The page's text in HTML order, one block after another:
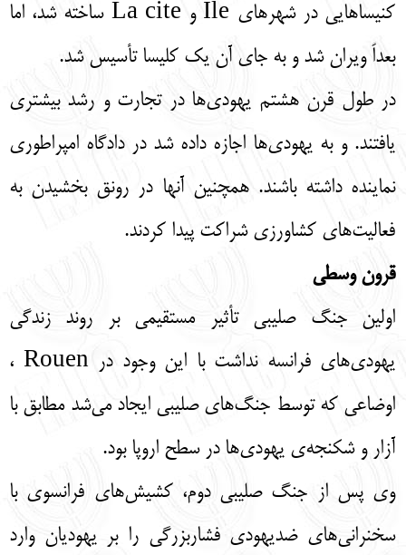
کنیساهایی در شهرهای Ile و La cite ساخته شد، اما
بعداً ویران شد و به جای آن یک کلیسا تأسیس شد.
در طول قرن هشتم یهودی‌ها در تجارت و رشد بیشتری
یافتند. و به یهودی‌ها اجازه داده شد در دادگاه امپراطوری
نماینده داشته باشند. همچنین آنها در رونق بخشیدن به
فعالیت‌های کشاورزی شراکت پیدا کردند.
قرون وسطی
اولین جنگ صلیبی تأثیر مستقیمی بر روند زندگی
یهودی‌های فرانسه نداشت با این وجود در Rouen ،
اوضاعی که توسط جنگ‌های صلیبی ایجاد می‌شد مطابق با
آزار و شکنجه‌ی یهودی‌ها در سطح اروپا بود.
وی پس از جنگ صلیبی دوم، کشیش‌های فرانسوی با
سخنرانی‌های ضدیهودی فشاربزرگی را بر یهودیان وارد